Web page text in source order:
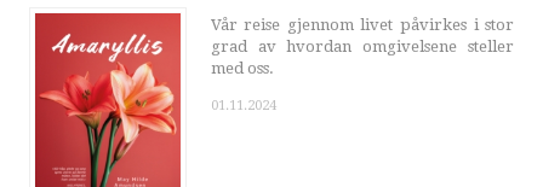
Vår reise gjennom livet påvirkes i stor
grad av hvordan omgivelsene steller
med oss.
01.11.2024